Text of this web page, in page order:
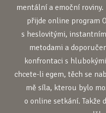
mentální a emoční
přijde online program
s heslovitými,
metodami a
konfrontaci s
chcete-li egem, těch se
mě síla, kterou bylo
o online setkání. Takže